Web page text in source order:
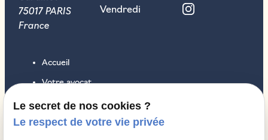
75017 PARIS
France
Vendredi
Accueil
Votre avocat
Droit des sociétés
Droit pénal
Le secret de nos cookies ?
Le respect de votre vie privée